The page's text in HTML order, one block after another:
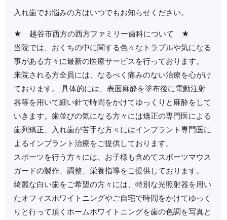
入れ歯でお悩みの方はいつでもお知らせください。
★ 越谷市西方の西方ファミリー歯科について ★
当院では、おくちの中に関する色々なトラブルや気になる
事がある方々に最新の医療サービスを行っております。
来院される方全員には、なるべく痛みのない治療を心がけ
ております。 具体的には、表面麻酔を塗布後に電動注射
器等を用いて細い針で時間をかけてゆっくりと麻酔をして
いきます。歯並びの気になる方々には矯正の専門医による
歯列矯正、入れ歯が苦手な方々にはインプラント専門医に
よるインプラント治療をご提供しております。
スポーツを行う方々には、お子様も含めてスポーツマウス
ガードの製作、調整、栄養指導をご提供しております。
綺麗な白い歯をご希望の方々には、特別な光照射器を用い
たオフィスホワイトニングやご自宅で時間をかけてゆっく
りと行って頂くホームホワイトニングを歯の色調を写真と